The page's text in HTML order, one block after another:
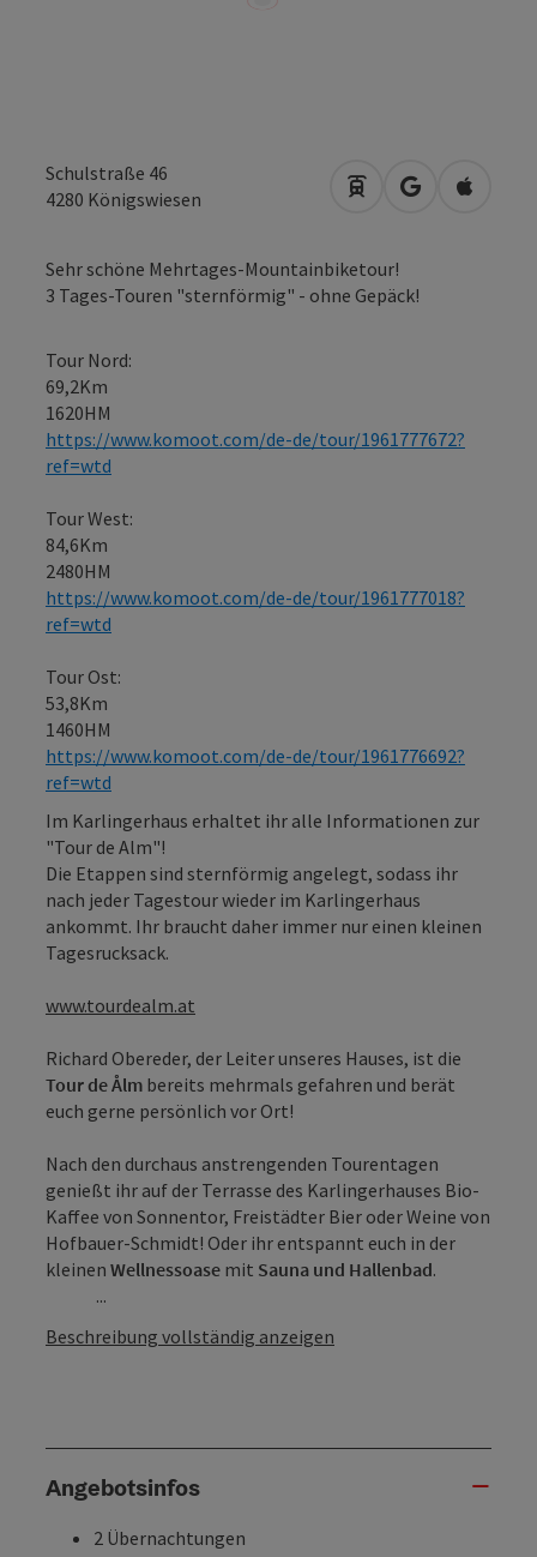
Schulstraße 46
4280 Königswiesen Anreise mit
in Google
in
Sehr schöne Mehrtages-Mountainbiketour!
3 Tages-Touren "sternförmig" - ohne Gepäck!
Tour Nord:
69,2Km
1620HM
https://www.komoot.com/de-de/tour/1961777672?
ref=wtd
Tour West:
84,6Km
2480HM
https://www.komoot.com/de-de/tour/1961777018?
ref=wtd
Tour Ost:
53,8Km
1460HM
https://www.komoot.com/de-de/tour/1961776692?
ref=wtd
Im Karlingerhaus erhaltet ihr alle Informationen zur
"Tour de Alm"!
Die Etappen sind sternförmig angelegt, sodass ihr
nach jeder Tagestour wieder im Karlingerhaus
ankommt. Ihr braucht daher immer nur einen kleinen
Tagesrucksack.
www.tourdealm.at
Richard Obereder, der Leiter unseres Hauses, ist die
Tour de Ålm bereits mehrmals gefahren und berät
euch gerne persönlich vor Ort!
Nach den durchaus anstrengenden Tourentagen
genießt ihr auf der Terrasse des Karlingerhauses Bio-
Kaffee von Sonnentor, Freistädter Bier oder Weine von
Hofbauer-Schmidt! Oder ihr entspannt euch in der
kleinen Wellnessoase mit Sauna und Hallenbad.
...
Beschreibung vollständig anzeigen
Angebotsinfos
2 Übernachtungen